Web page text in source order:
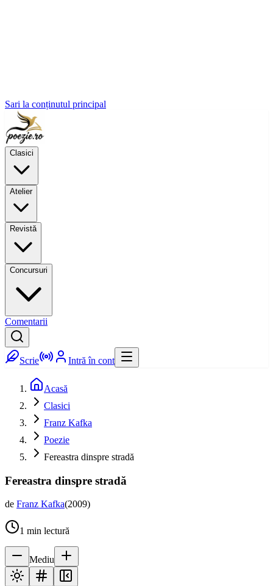
Sari la conținutul principal
Clasici
Atelier
Revistă
Concursuri
Comentarii
Scrie Intră în cont
Acasă
Clasici
Franz Kafka
Poezie
Fereastra dinspre stradă
Fereastra dinspre stradă
de Franz Kafka(2009)
1 min lectură
Mediu